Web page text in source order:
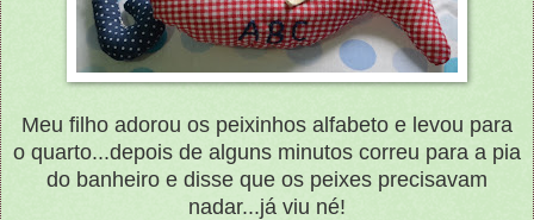
Meu filho adorou os peixinhos alfabeto e levou para
o quarto...depois de alguns minutos correu para a pia
do banheiro e disse que os peixes precisavam
nadar...já viu né!